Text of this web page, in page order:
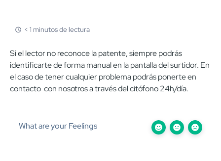
< 1 minutos de lectura
Si el lector no reconoce la patente, siempre podrás
identificarte de forma manual en la pantalla del surtidor. En
el caso de tener cualquier problema podrás ponerte en
contacto con nosotros a través del citófono 24h/día.
What are your Feelings